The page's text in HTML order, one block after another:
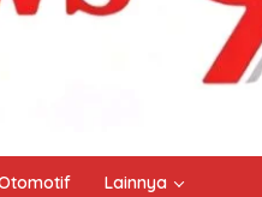
Lainnya